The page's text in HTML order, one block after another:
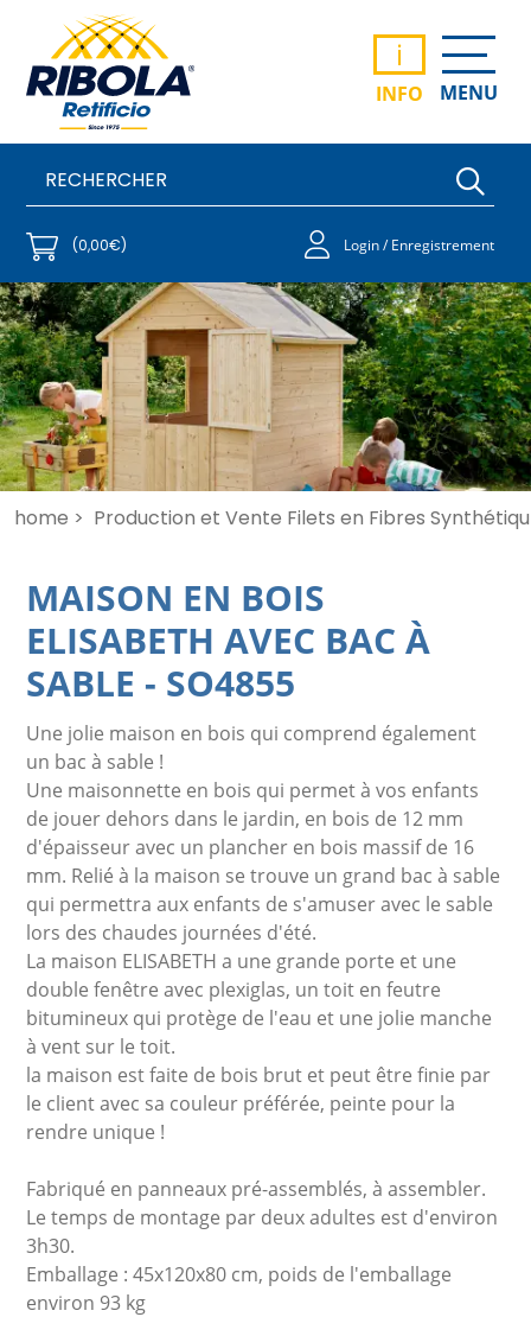
i
INFO MENU
(0,00€) Login / Enregistrement
home > Production et Vente Filets en Fibres
MAISON EN BOIS
ELISABETH AVEC BAC À
SABLE - SO4855
Une jolie maison en bois qui comprend également
un bac à sable !
Une maisonnette en bois qui permet à vos enfants
de jouer dehors dans le jardin, en bois de 12 mm
d'épaisseur avec un plancher en bois massif de 16
mm. Relié à la maison se trouve un grand bac à sable
qui permettra aux enfants de s'amuser avec le sable
lors des chaudes journées d'été.
La maison ELISABETH a une grande porte et une
double fenêtre avec plexiglas, un toit en feutre
bitumineux qui protège de l'eau et une jolie manche
à vent sur le toit.
la maison est faite de bois brut et peut être finie par
le client avec sa couleur préférée, peinte pour la
rendre unique !
Fabriqué en panneaux pré-assemblés, à assembler.
Le temps de montage par deux adultes est d'environ
3h30.
Emballage : 45x120x80 cm, poids de l'emballage
environ 93 kg